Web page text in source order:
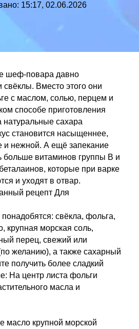
15:17, 02.06.2026
шеф-повара давно
свёклы. Вместо этого они
с маслом, солью, перцем и
способе приготовления
натуральные сахара
становится насыщеннее,
и нежной. А ещё запекание
больше витаминов группы B и
которые при варке
и уходят в отвар.
рецепт Для
свёкла, фольга,
крупная морская соль,
перец, свежий или
желанию), а также сахарный
получить более сладкий
На центр листа фольги
масла и
масло крупной морской